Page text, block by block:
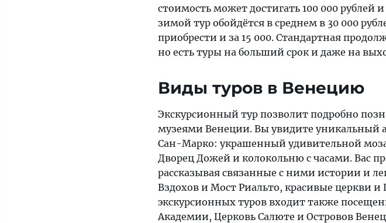
стоимость может достигать 100 000
зимой тур обойдётся в среднем в 30 000
приобрести и за 15 000. Стандартная
но есть туры на больший срок и даже на
Виды туров в Венецию
Экскурсионный тур позволит подробно
музеями Венеции. Вы увидите уникальный
Сан-Марко: украшенный удивительной
Дворец Дожей и колокольню с часами. Вас
рассказывая связанные с ними истории и
Вздохов и Мост Риальто, красивые церкви
экскурсионных туров входит также
Академии, Церковь Салюте и Островов